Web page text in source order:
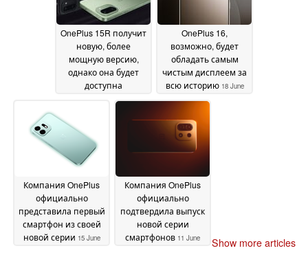
OnePlus 15R получит
новую, более
мощную версию,
однако она будет
доступна
OnePlus 16,
возможно, будет
обладать самым
чистым дисплеем за
всю историю 18 June
2026
Компания OnePlus
официально
представила первый
смартфон из своей
новой серии 15 June
Компания OnePlus
официально
подтвердила выпуск
новой серии
смартфонов 11 June
Show more articles